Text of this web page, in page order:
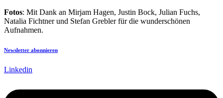
Fotos: Mit Dank an Mirjam Hagen, Justin Bock, Julian Fuchs,
Natalia Fichtner und Stefan Grebler für die wunderschönen
Aufnahmen.
Newsletter abonnieren
Linkedin